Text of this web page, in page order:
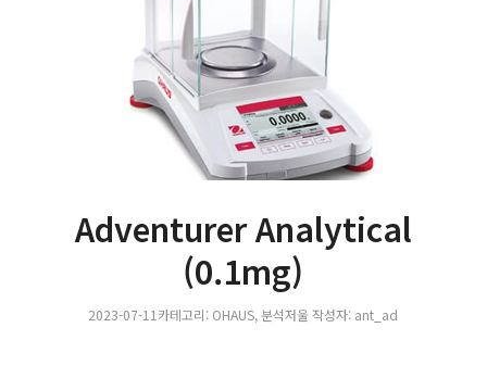
Adventurer Analytical
(0.1mg)
2023-07-11 카테고리: OHAUS,분석저울 작성자: ant_ad